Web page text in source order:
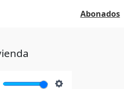
Abonados